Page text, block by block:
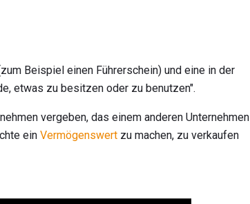
Beispiel einen Führerschein) und eine in der
etwas zu besitzen oder zu benutzen".
vergeben, das einem anderen Unternehmen
ein Vermögenswert zu machen, zu verkaufen